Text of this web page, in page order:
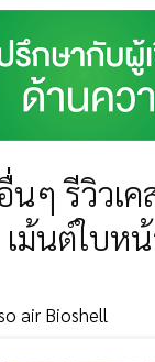
นๆ รีวิวเ
เม้นต์ใบห
air Bioshell